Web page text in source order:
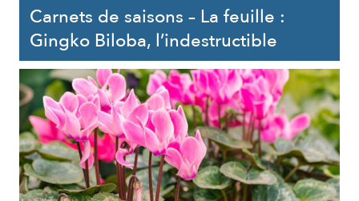
Carnets de saisons – La feuille :
Gingko Biloba, l’indestructible